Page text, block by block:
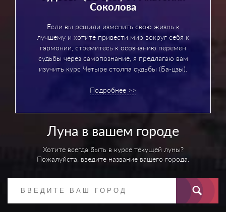
Соколова
Если вы решили изменить свою жизнь к
лучшему и хотите привести мир вокруг себя к
гармонии, стремитесь к осознанию перемен
судьбы через самопознание, я предлагаю вам
изучить курс Четыре столпа судьбы (Ба-цзы).
Подробнее >>
Луна в вашем городе
Хотите всегда быть в курсе текущей луны?
Пожалуйста, введите название вашего города.